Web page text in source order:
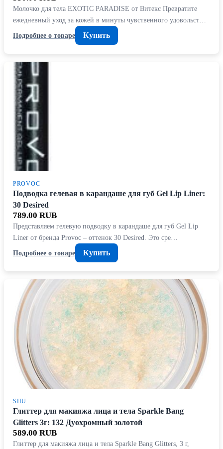
Молочко для тела EXOTIC PARADISE от Витекс Превратите
ежедневный уход за кожей в минуты чувственного удовольст…
Подробнее о товаре
Купить
PROVOC
Подводка гелевая в карандаше для губ Gel Lip Liner:
30 Desired
789.00 RUB
Представляем гелевую подводку в карандаше для губ Gel Lip
Liner от бренда Provoc – оттенок 30 Desired. Это сре…
Подробнее о товаре
Купить
SHU
Глиттер для макияжа лица и тела Sparkle Bang
Glitters 3г: 132 Дуохромный золотой
589.00 RUB
Глиттер для макияжа лица и тела Sparkle Bang Glitters, 3 г,